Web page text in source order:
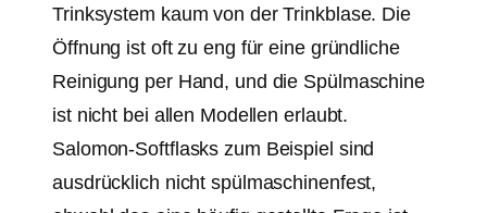
Trinksystem kaum von der Trinkblase. Die
Öffnung ist oft zu eng für eine gründliche
Reinigung per Hand, und die Spülmaschine
ist nicht bei allen Modellen erlaubt.
Salomon-Softflasks zum Beispiel sind
ausdrücklich nicht spülmaschinenfest,